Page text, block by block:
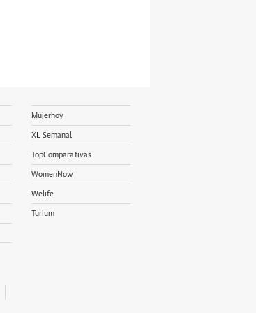
Mujerhoy
XL Semanal
TopComparativas
WomenNow
Welife
Turium